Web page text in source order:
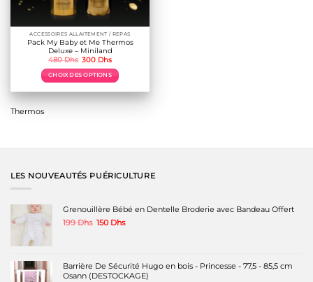
ACCESSOIRES ALLAITEMENT / REPAS
Pack My Baby et Me Thermos
Deluxe – Miniland
480Dhs Le
initial
était :
480 Dhs.
300 DhsLe
actuel
est :
300 Dhs.
CHOIX DES OPTIONS
options
être
page
du
Thermos
LES NOUVEAUTÉS PUÉRICULTURE
Grenouillère Bébé en Dentelle Broderie avec Bandeau Offert
199Dhs Le
150 DhsLe
Barrière De Sécurité Hugo en bois - Princesse - 77,5 - 85,5 cm
Osann (DESTOCKAGE)